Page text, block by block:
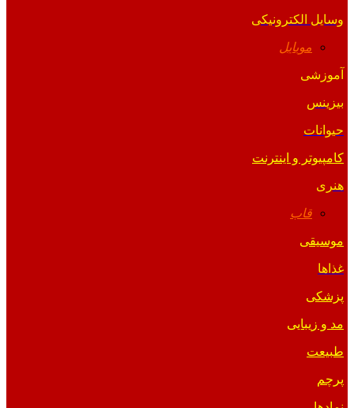
وسایل الکترونیکی
موبایل
آموزشی
بیزینس
حیوانات
کامپیوتر و اینترنت
هنری
قاب
موسیقی
غذاها
پزشکی
مد و زیبایی
طبیعت
پرچم